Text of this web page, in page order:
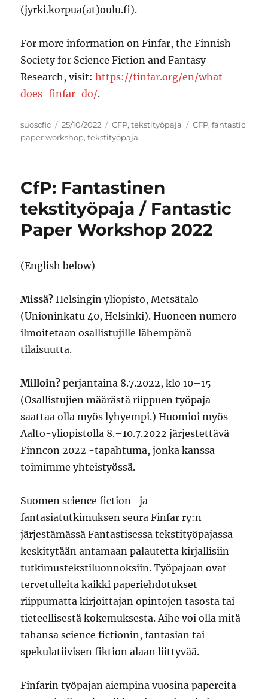
(jyrki.korpua(at)oulu.fi).
For more information on Finfar, the Finnish
Society for Science Fiction and Fantasy
Research, visit:https://finfar.org/en/what-
does-finfar-do/.
Author
suoscfic
Posted
on
25/10/2022 Categories
CFP,tekstityöpaja Tags
CFP,fantastic
paper workshop,tekstityöpaja
CfP: Fantastinen
tekstityöpaja / Fantastic
Paper Workshop 2022
(English below)
Missä? Helsingin yliopisto, Metsätalo
(Unioninkatu 40, Helsinki). Huoneen numero
ilmoitetaan osallistujille lähempänä
tilaisuutta.
Milloin? perjantaina 8.7.2022, klo 10–15
(Osallistujien määrästä riippuen työpaja
saattaa olla myös lyhyempi.) Huomioi myös
Aalto-yliopistolla 8.–10.7.2022 järjestettävä
Finncon 2022 -tapahtuma, jonka kanssa
toimimme yhteistyössä.
Suomen science fiction- ja
fantasiatutkimuksen seura Finfar ry:n
järjestämässä Fantastisessa tekstityöpajassa
keskitytään antamaan palautetta kirjallisiin
tutkimustekstiluonnoksiin. Työpajaan ovat
tervetulleita kaikki paperiehdotukset
riippumatta kirjoittajan opintojen tasosta tai
tieteellisestä kokemuksesta. Aihe voi olla mitä
tahansa science fictionin, fantasian tai
spekulatiivisen fiktion alaan liittyvää.
Finfarin työpajan aiempina vuosina papereita